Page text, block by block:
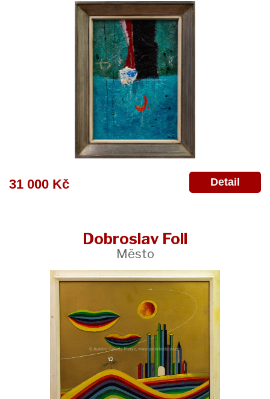
31 000 Kč Detail
Dobroslav Foll
Město